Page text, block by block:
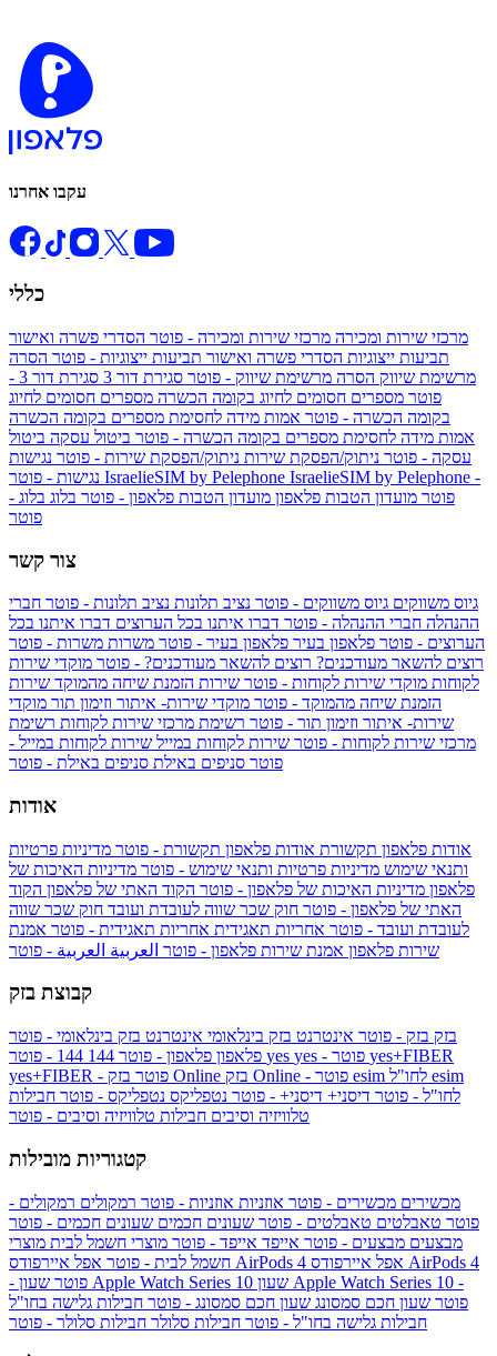
עקבו אחרנו
כללי
מרכזי שירות ומכירה מרכזי שירות ומכירה - פוטר הסדרי פשרה ואישור
תביעות ייצוגיות הסדרי פשרה ואישור תביעות ייצוגיות - פוטר הסרה
מרשימת שיווק הסרה מרשימת שיווק - פוטר סגירת דור 3
סגירת דור 3 -
פוטר מספרים חסומים לחיוג בקומה הכשרה מספרים חסומים לחיוג
בקומה הכשרה - פוטר אמות מידה לחסימת מספרים בקומה הכשרה
אמות מידה לחסימת מספרים בקומה הכשרה - פוטר ביטול עסקה ביטול
עסקה - פוטר ניתוק/הפסקת שירות ניתוק/הפסקת שירות - פוטר נגישות
IsraelieSIM by Pelephone IsraelieSIM by Pelephone -
פוטר מועדון הטבות פלאפון מועדון הטבות פלאפון - פוטר בלוג בלוג -
פוטר
צור קשר
גיוס משווקים גיוס משווקים - פוטר נציב תלונות נציב תלונות - פוטר חברי
ההנהלה חברי ההנהלה - פוטר דברו איתנו בכל הערוצים דברו איתנו בכל
הערוצים - פוטר פלאפון בעיר פלאפון בעיר - פוטר משרות משרות - פוטר
רוצים להשאר מעודכנים? רוצים להשאר מעודכנים? - פוטר מוקדי שירות
לקוחות מוקדי שירות לקוחות - פוטר שירות הזמנת שיחה מהמוקד שירות
הזמנת שיחה מהמוקד - פוטר מוקדי שירות- איתור וזימון תור מוקדי
שירות- איתור וזימון תור - פוטר רשימת מרכזי שירות לקוחות רשימת
מרכזי שירות לקוחות - פוטר שירות לקוחות במייל שירות לקוחות במייל -
פוטר סניפים באילת סניפים באילת - פוטר
אודות
אודות פלאפון תקשורת אודות פלאפון תקשורת - פוטר מדיניות פרטיות
ותנאי שימוש מדיניות פרטיות ותנאי שימוש - פוטר מדיניות האיכות של
פלאפון מדיניות האיכות של פלאפון - פוטר הקוד האתי של פלאפון הקוד
האתי של פלאפון - פוטר חוק שכר שווה לעובדת ועובד חוק שכר שווה
לעובדת ועובד - פוטר אחריות תאגידית אחריות תאגידית - פוטר אמנת
שירות פלאפון אמנת שירות פלאפון - פוטר العربية العربية - פוטר
קבוצת בזק
בזק בזק - פוטר אינטרנט בזק בינלאומי אינטרנט בזק בינלאומי - פוטר
פלאפון פלאפון - פוטר 144 yes
yes+FIBER
yes+FIBER - פוטר בזק Online
esim
לחו"ל - פוטר דיסני+ דיסני+ - פוטר נטפליקס נטפליקס - פוטר חבילות
טלוויזיה וסיבים חבילות טלוויזיה וסיבים - פוטר
קטגוריות מובילות
מכשירים מכשירים - פוטר אוזניות אוזניות - פוטר רמקולים רמקולים -
פוטר טאבלטים טאבלטים - פוטר שעונים חכמים שעונים חכמים - פוטר
מבצעים מבצעים - פוטר אייפד אייפד - פוטר מוצרי חשמל לבית מוצרי
חשמל לבית - פוטר אפל איירפודס AirPods 4 אפל איירפודס AirPods 4
- פוטר שעון Apple Watch Series 10 שעון Apple Watch Series 10 -
פוטר שעון חכם סמסונג שעון חכם סמסונג - פוטר חבילות גלישה בחו"ל
חבילות גלישה בחו"ל - פוטר חבילות סלולר חבילות סלולר - פוטר